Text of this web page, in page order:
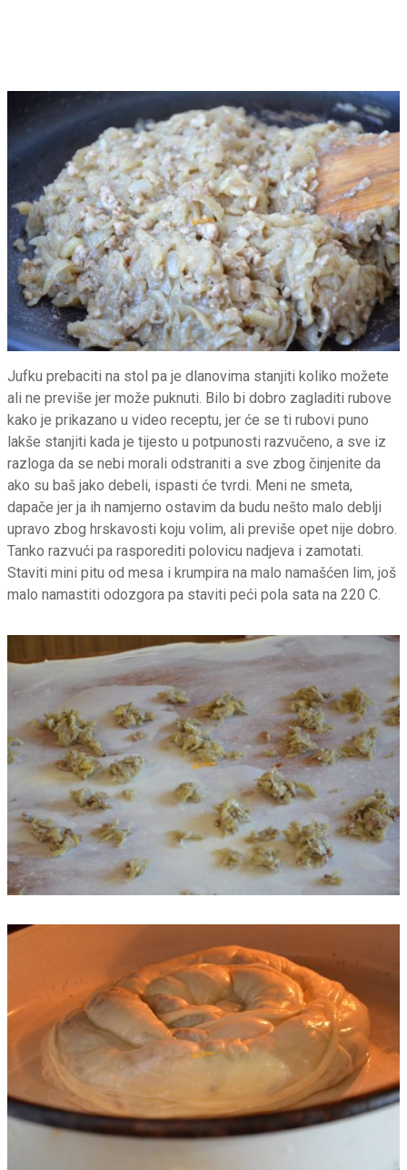
Jufku prebaciti na stol pa je dlanovima stanjiti koliko možete
ali ne previše jer može puknuti. Bilo bi dobro zagladiti rubove
kako je prikazano u video receptu, jer će se ti rubovi puno
lakše stanjiti kada je tijesto u potpunosti razvučeno, a sve iz
razloga da se nebi morali odstraniti a sve zbog činjenite da
ako su baš jako debeli, ispasti će tvrdi. Meni ne smeta,
dapače jer ja ih namjerno ostavim da budu nešto malo deblji
upravo zbog hrskavosti koju volim, ali previše opet nije dobro.
Tanko razvući pa rasporediti polovicu nadjeva i zamotati.
Staviti mini pitu od mesa i krumpira na malo namašćen lim, još
malo namastiti odozgora pa staviti peći pola sata na 220 C.